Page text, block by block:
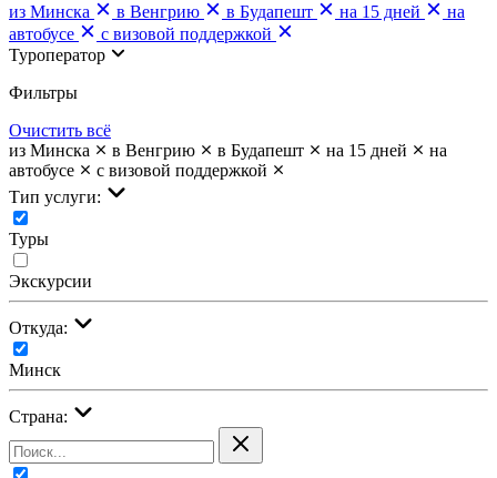
из Минска
в Венгрию в Будапешт на 15 дней
на
автобусе
с визовой поддержкой
Туроператор
Фильтры
Очистить всё
из Минска
в Венгрию в Будапешт на 15 дней
на
автобусе
с визовой поддержкой
Тип услуги:
Туры
Экскурсии
Откуда:
Минск
Страна: